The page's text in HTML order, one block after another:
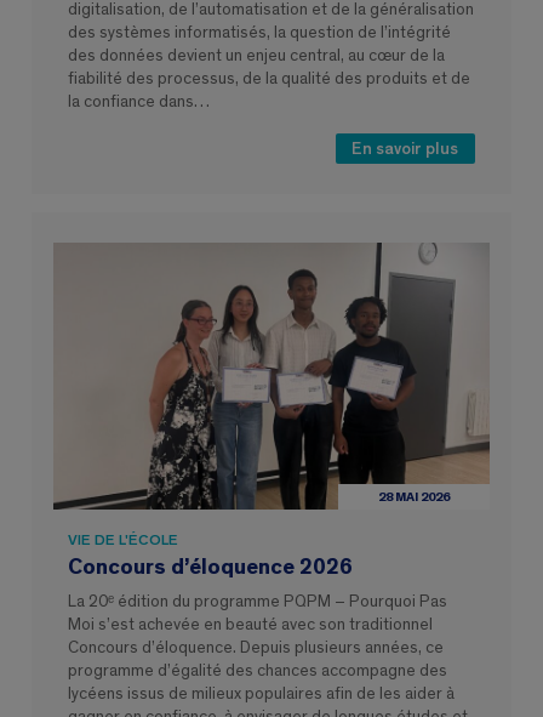
digitalisation, de l’automatisation et de la généralisation
des systèmes informatisés, la question de l’intégrité
des données devient un enjeu central, au cœur de la
fiabilité des processus, de la qualité des produits et de
la confiance dans…
En savoir plus
28 MAI 2026
VIE DE L'ÉCOLE
Concours d’éloquence 2026
La 20ᵉ édition du programme PQPM – Pourquoi Pas
Moi s’est achevée en beauté avec son traditionnel
Concours d’éloquence. Depuis plusieurs années, ce
programme d’égalité des chances accompagne des
lycéens issus de milieux populaires afin de les aider à